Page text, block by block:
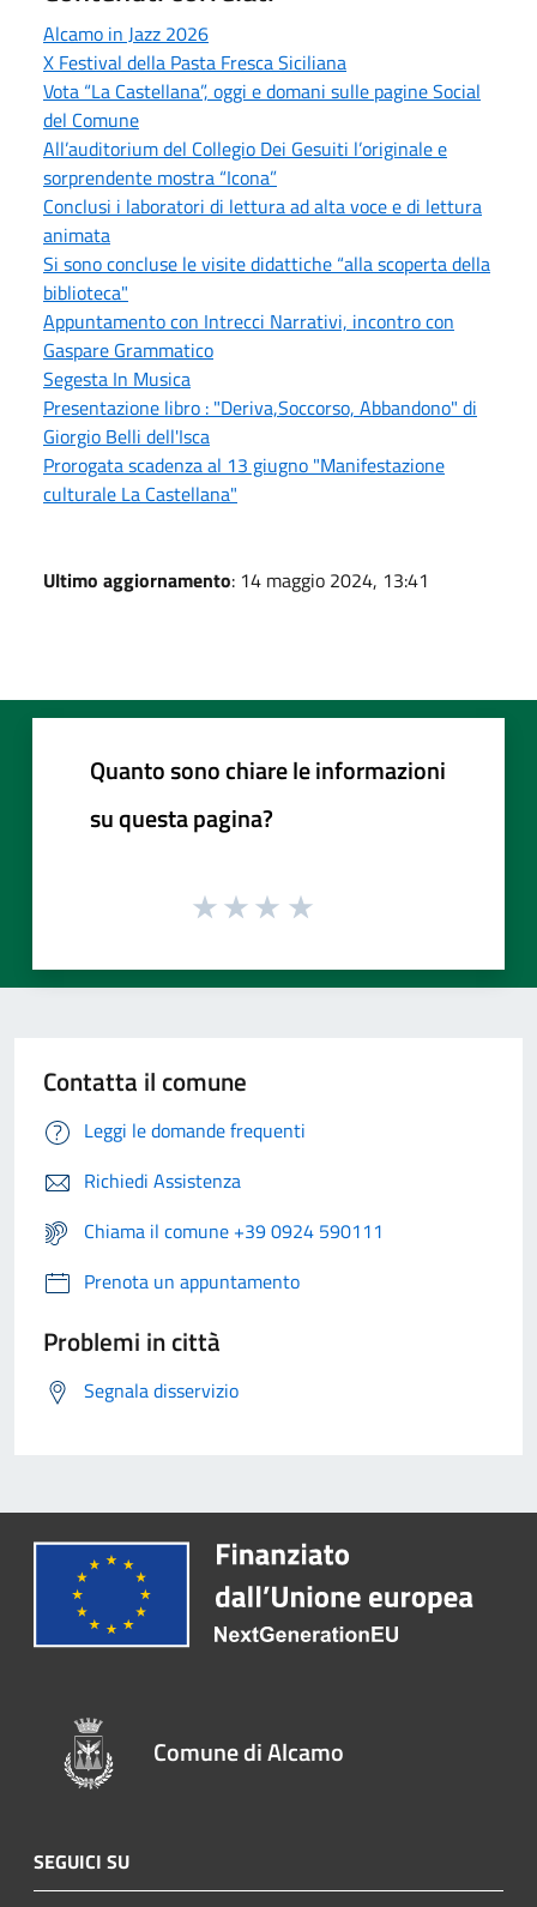
Alcamo in Jazz 2026
X Festival della Pasta Fresca Siciliana
Vota “La Castellana”, oggi e domani sulle pagine Social
del Comune
All’auditorium del Collegio Dei Gesuiti l’originale e
sorprendente mostra “Icona”
Conclusi i laboratori di lettura ad alta voce e di lettura
animata
Si sono concluse le visite didattiche “alla scoperta della
biblioteca"
Appuntamento con Intrecci Narrativi, incontro con
Gaspare Grammatico
Segesta In Musica
Presentazione libro : "Deriva,Soccorso, Abbandono" di
Giorgio Belli dell'Isca
Prorogata scadenza al 13 giugno "Manifestazione
culturale La Castellana"
Ultimo aggiornamento: 14 maggio 2024, 13:41
Quanto sono chiare le informazioni
su questa pagina?
Contatta il comune
Leggi le domande frequenti
Richiedi Assistenza
Chiama il comune +39 0924 590111
Prenota un appuntamento
Problemi in città
Segnala disservizio
Comune di Alcamo
SEGUICI SU